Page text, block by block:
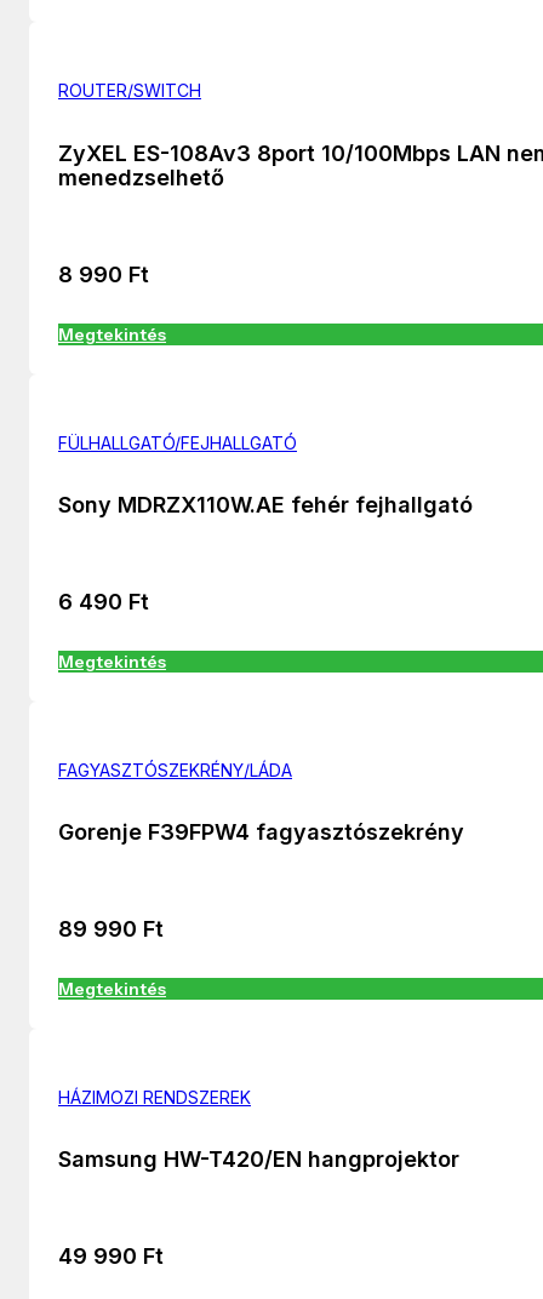
ROUTER/SWITCH
ZyXEL ES-108Av3 8port 10/100Mbps LAN
menedzselhető
8 990 Ft
Megtekintés
FÜLHALLGATÓ/FEJHALLGATÓ
Sony MDRZX110W.AE fehér fejhallgató
6 490 Ft
Megtekintés
FAGYASZTÓSZEKRÉNY/LÁDA
Gorenje F39FPW4 fagyasztószekrény
89 990 Ft
Megtekintés
HÁZIMOZI RENDSZEREK
Samsung HW-T420/EN hangprojektor
49 990 Ft